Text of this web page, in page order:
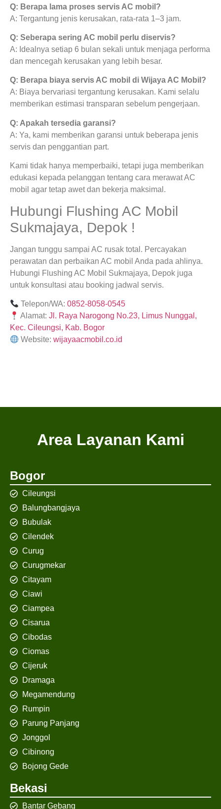
Q: Berapa lama proses servis AC mobil?
A: Tergantung jenis kerusakan, rata-rata 1–3 jam.
Q: Seberapa sering AC mobil perlu diservis?
A: Idealnya setiap 6 bulan sekali untuk menjaga performa
dan mencegah kerusakan yang lebih besar.
Q: Berapa biaya servis AC mobil di Wijaya AC Mobil?
A: Biaya bervariasi tergantung kerusakan. Kami selalu
memberikan estimasi transparan sebelum pengerjaan.
Q: Apakah tersedia garansi?
A: Ya, kami memberikan garansi untuk beberapa jenis
servis dan penggantian part.
Kami tidak hanya memperbaiki, tetapi juga memberikan
edukasi kepada pelanggan tentang cara merawat AC
mobil agar tetap awet dan bekerja maksimal.
Hubungi Flushing AC Mobil
Sukmajaya, Depok !
Jangan tunggu sampai AC rusak total. Percayakan
perawatan dan perbaikan AC mobil Anda pada ahlinya.
Hubungi Flushing AC Mobil Sukmajaya, Depok juga
untuk konsultasi atau booking jadwal servis.
Telepon/WA:0852-8058-0545
Alamat:Jl. Raya Narogong No.23, Limus Nunggal,
Kec. Cileungsi, Kab. Bogor
Website:wijayaacmobil.co.id
Area Layanan Kami
Bogor
Cileungsi
Balungbangjaya
Bubulak
Cilendek
Curug
Curugmekar
Citayam
Ciawi
Ciampea
Cisarua
Cibodas
Ciomas
Cijeruk
Dramaga
Megamendung
Rumpin
Parung Panjang
Jonggol
Cibinong
Bojong Gede
Bekasi
Bantar Gebang